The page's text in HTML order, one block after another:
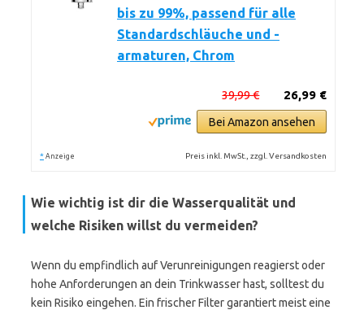
bis zu 99%, passend für alle
Standardschläuche und -
armaturen, Chrom
26,99 €
39,99 €
Bei Amazon ansehen
* Anzeige Preis inkl. MwSt., zzgl. Versandkosten
Wie wichtig ist dir die Wasserqualität und
welche Risiken willst du vermeiden?
Wenn du empfindlich auf Verunreinigungen reagierst oder
hohe Anforderungen an dein Trinkwasser hast, solltest du
kein Risiko eingehen. Ein frischer Filter garantiert meist eine